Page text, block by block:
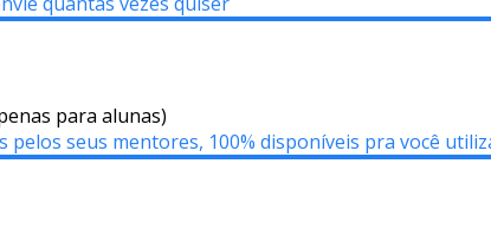
para alunas)
pelos seus mentores, 100% disponíveis pra você